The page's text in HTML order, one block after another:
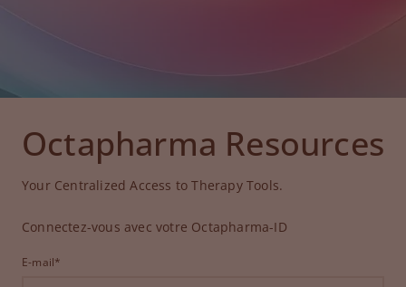
Octapharma Resources
Your Centralized Access to Therapy Tools.
Connectez-vous avec votre Octapharma-ID
E-mail*